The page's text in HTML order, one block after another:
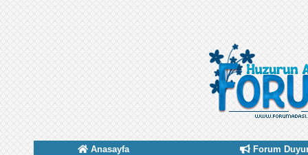
Anasayfa Forum